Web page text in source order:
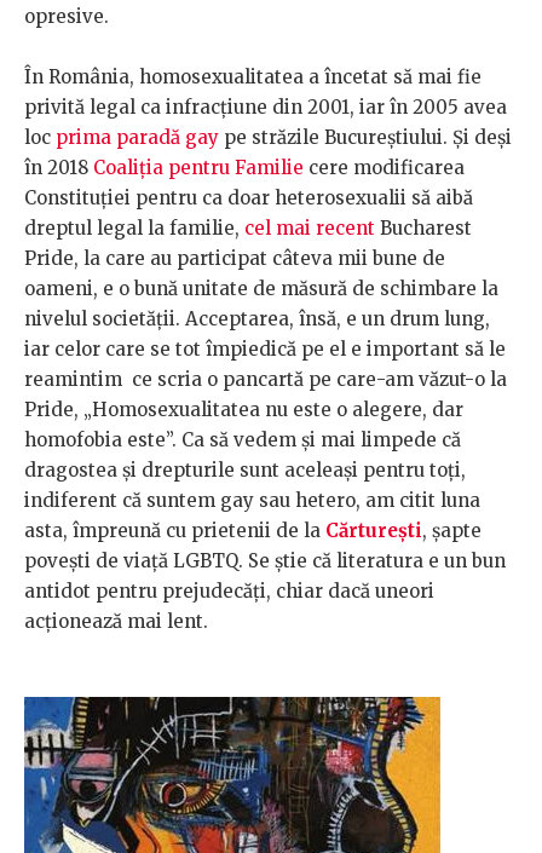
opresive.
În România, homosexualitatea a încetat să mai fie
privită legal ca infracțiune din 2001, iar în 2005 avea
loc prima paradă gay pe străzile Bucureștiului. Și deși
în 2018 Coaliția pentru Familie cere modificarea
Constituției pentru ca doar heterosexualii să aibă
dreptul legal la familie, cel mai recent Bucharest
Pride, la care au participat câteva mii bune de
oameni, e o bună unitate de măsură de schimbare la
nivelul societății. Acceptarea, însă, e un drum lung,
iar celor care se tot împiedică pe el e important să le
reamintim ce scria o pancartă pe care-am văzut-o la
Pride, „Homosexualitatea nu este o alegere, dar
homofobia este”. Ca să vedem și mai limpede că
dragostea și drepturile sunt aceleași pentru toți,
indiferent că suntem gay sau hetero, am citit luna
asta, împreună cu prietenii de la Cărturești, șapte
povești de viață LGBTQ. Se știe că literatura e un bun
antidot pentru prejudecăți, chiar dacă uneori
acționează mai lent.